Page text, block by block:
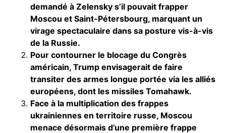
demandé à Zelensky s’il pouvait frapper
Moscou et Saint-Pétersbourg, marquant un
virage spectaculaire dans sa posture vis-à-vis
de la Russie.
Pour contourner le blocage du Congrès
américain, Trump envisagerait de faire
transiter des armes longue portée via les alliés
européens, dont les missiles Tomahawk.
Face à la multiplication des frappes
ukrainiennes en territoire russe, Moscou
menace désormais d’une première frappe